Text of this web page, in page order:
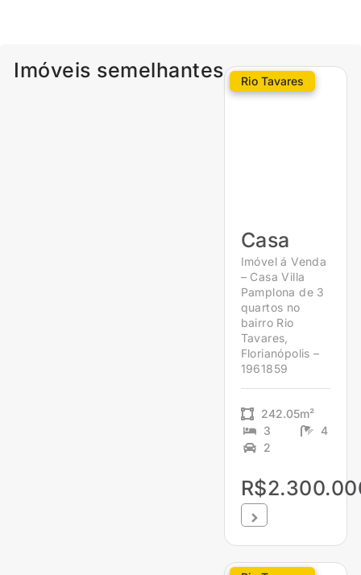
Imóveis semelhantes Rio Tavares
Casa
Imóvel á Venda
– Casa Villa
Pamplona de 3
quartos no
bairro Rio
Tavares,
Florianópolis –
1961859
242.05m²
3
4
2